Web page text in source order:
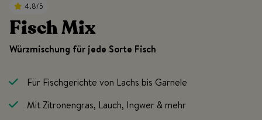
4.8/5
Fisch Mix
Würzmischung für jede Sorte Fisch
Für Fischgerichte von Lachs bis Garnele
Mit Zitronengras, Lauch, Ingwer & mehr